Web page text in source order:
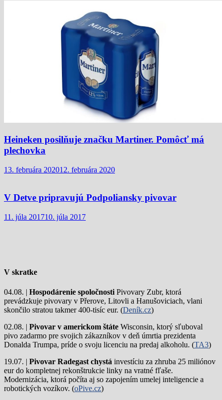
Heineken posilňuje značku Martiner. Pomôcť má
plechovka
13. februára 202012. februára 2020
V Detve pripravujú Podpoliansky pivovar
11. júla 201710. júla 2017
V skratke
04.08. | Hospodárenie spoločnosti Pivovary Zubr, ktorá
prevádzkuje pivovary v Přerove, Litovli a Hanušoviciach, vlani
skončilo stratou takmer 400-tisíc eur. (Deník.cz)
02.08. | Pivovar v americkom štáte Wisconsin, ktorý sľuboval
pivo zadarmo pre svojich zákazníkov v deň úmrtia prezidenta
Donalda Trumpa, príde o svoju licenciu na predaj alkoholu. (TA3)
19.07. | Pivovar Radegast chystá investíciu za zhruba 25 miliónov
eur do kompletnej rekonštrukcie linky na vratné fľaše.
Modernizácia, ktorá počíta aj so zapojením umelej inteligencie a
robotických vozíkov. (oPive.cz)